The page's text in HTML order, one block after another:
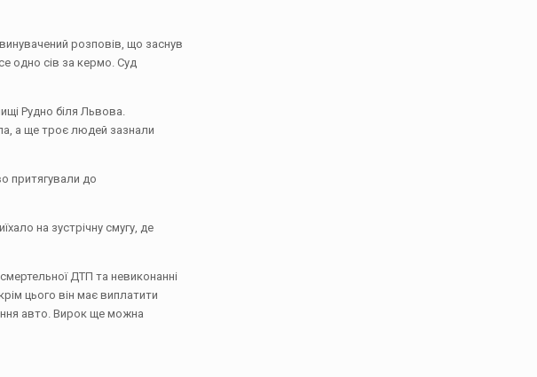
розповів, що заснув
одно сів за кермо. Суд
Рудно біля Львова.
а ще троє людей зазнали
притягували до
на зустрічну смугу, де
ДТП та невиконанні
цього він має виплатити
авто. Вирок ще можна